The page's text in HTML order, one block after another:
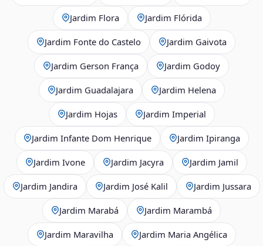
Jardim Flora Jardim Flórida
Jardim Fonte do Castelo Jardim Gaivota
Jardim Gerson França Jardim Godoy
Jardim Guadalajara Jardim Helena
Jardim Hojas Jardim Imperial
Jardim Infante Dom Henrique Jardim Ipiranga
Jardim Ivone Jardim Jacyra Jardim Jamil
Jardim Jandira Jardim José Kalil Jardim Jussara
Jardim Marabá Jardim Marambá
Jardim Maravilha Jardim Maria Angélica